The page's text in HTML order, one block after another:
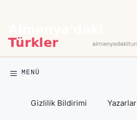
MENÜ
Gizlilik Bildirimi Yazarlar